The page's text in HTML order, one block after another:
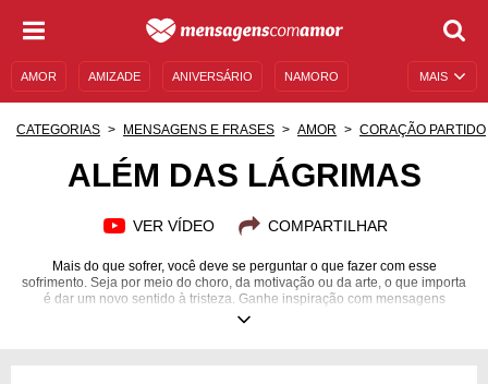
MAIS
AMOR AMIZADE ANIVERSÁRIO NAMORO
UNIVERSO FEMININO DESCULPAS
CATEGORIAS MENSAGENS E FRASES AMOR CORAÇÃO PARTIDO
ALÉM DAS LÁGRIMAS
VER VÍDEO COMPARTILHAR
Mais do que sofrer, você deve se perguntar o que fazer com esse
sofrimento. Seja por meio do choro, da motivação ou da arte, o que importa
é dar um novo sentido à tristeza. Ganhe inspiração com mensagens
motivacionais e tente expressar sua dor por meio das palavras. A escrita